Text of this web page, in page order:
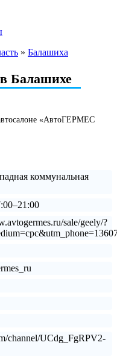
» Балашиха
Балашихе
«АвтоГЕРМЕС
коммунальная
sale/geely/?
channel/UCdg_FgRPV2-